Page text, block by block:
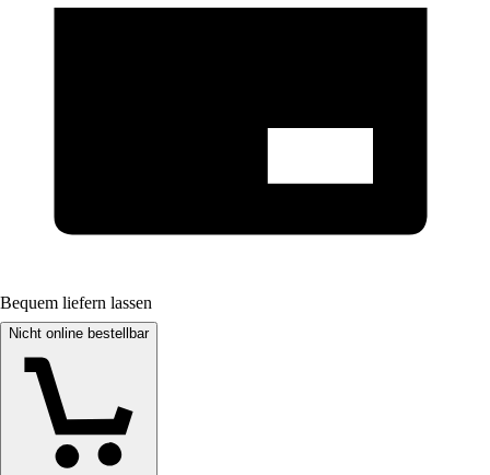
Bequem liefern lassen
Nicht online bestellbar